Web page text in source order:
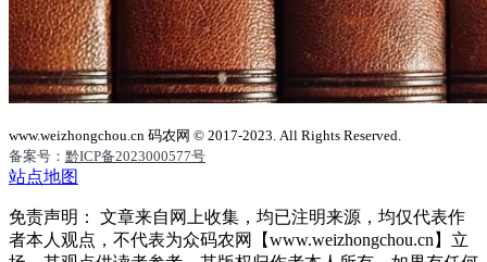
www.weizhongchou.cn 码农网 © 2017-2023. All Rights Reserved.
备案号： 黔ICP备2023000577号
站点地图
免责声明： 文章来自网上收集，均已注明来源，均仅代表作
者本人观点，不代表为众码农网【www.weizhongchou.cn】立